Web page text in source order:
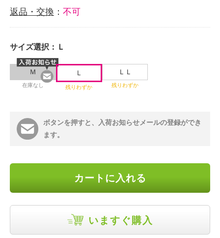
返品・交換 ： 不可
サイズ選択： Ｌ
Ｍ
在庫なし
Ｌ
残りわずか
ＬＬ
残りわずか
ボタンを押すと、入荷お知らせメールの登録ができ
ます。
カートに入れる
いますぐ購入